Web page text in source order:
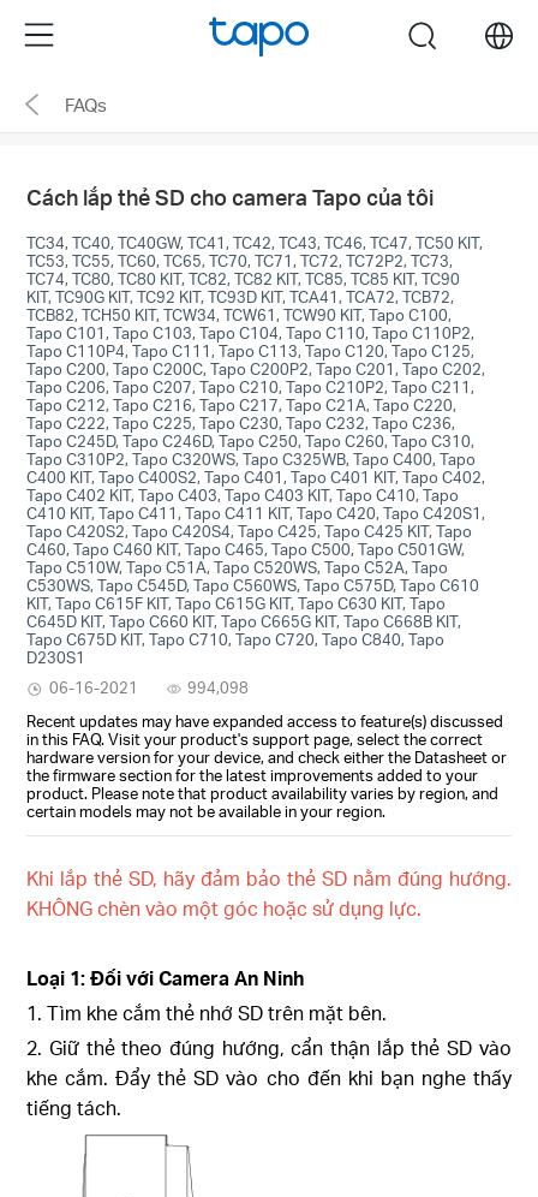
the
navigation
Menu search
FAQs
Cách lắp thẻ SD cho camera Tapo của tôi
TC34, TC40, TC40GW, TC41, TC42, TC43, TC46, TC47, TC50 KIT,
TC53, TC55, TC60, TC65, TC70, TC71, TC72, TC72P2, TC73,
TC74, TC80, TC80 KIT, TC82, TC82 KIT, TC85, TC85 KIT, TC90
KIT, TC90G KIT, TC92 KIT, TC93D KIT, TCA41, TCA72, TCB72,
TCB82, TCH50 KIT, TCW34, TCW61, TCW90 KIT, Tapo C100,
Tapo C101, Tapo C103, Tapo C104, Tapo C110, Tapo C110P2,
Tapo C110P4, Tapo C111, Tapo C113, Tapo C120, Tapo C125,
Tapo C200, Tapo C200C, Tapo C200P2, Tapo C201, Tapo C202,
Tapo C206, Tapo C207, Tapo C210, Tapo C210P2, Tapo C211,
Tapo C212, Tapo C216, Tapo C217, Tapo C21A, Tapo C220,
Tapo C222, Tapo C225, Tapo C230, Tapo C232, Tapo C236,
Tapo C245D, Tapo C246D, Tapo C250, Tapo C260, Tapo C310,
Tapo C310P2, Tapo C320WS, Tapo C325WB, Tapo C400, Tapo
C400 KIT, Tapo C400S2, Tapo C401, Tapo C401 KIT, Tapo C402,
Tapo C402 KIT, Tapo C403, Tapo C403 KIT, Tapo C410, Tapo
C410 KIT, Tapo C411, Tapo C411 KIT, Tapo C420, Tapo C420S1,
Tapo C420S2, Tapo C420S4, Tapo C425, Tapo C425 KIT, Tapo
C460, Tapo C460 KIT, Tapo C465, Tapo C500, Tapo C501GW,
Tapo C510W, Tapo C51A, Tapo C520WS, Tapo C52A, Tapo
C530WS, Tapo C545D, Tapo C560WS, Tapo C575D, Tapo C610
KIT, Tapo C615F KIT, Tapo C615G KIT, Tapo C630 KIT, Tapo
C645D KIT, Tapo C660 KIT, Tapo C665G KIT, Tapo C668B KIT,
Tapo C675D KIT, Tapo C710, Tapo C720, Tapo C840, Tapo
D230S1
06-16-2021
994,098
Recent updates may have expanded access to feature(s) discussed
in this FAQ. Visit your product's support page, select the correct
hardware version for your device, and check either the Datasheet or
the firmware section for the latest improvements added to your
product. Please note that product availability varies by region, and
certain models may not be available in your region.
Khi lắp thẻ SD, hãy đảm bảo thẻ SD nằm đúng hướng.
KHÔNG chèn vào một góc hoặc sử dụng lực.
Loại 1: Đối với Camera An Ninh
1. Tìm khe cắm thẻ nhớ SD trên mặt bên.
2. Giữ thẻ theo đúng hướng, cẩn thận lắp thẻ SD vào
khe cắm. Đẩy thẻ SD vào cho đến khi bạn nghe thấy
tiếng tách.